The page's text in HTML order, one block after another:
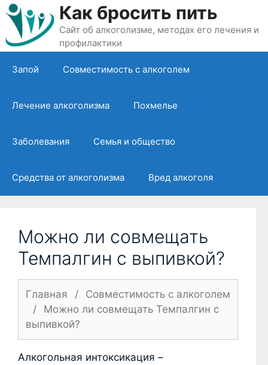
Перейти
содержимому
Как бросить пить
Сайт об алкоголизме, методах его лечения и
профилактики
Запой Совместимость с алкоголем
Лечение алкоголизма Похмелье
Заболевания Семья и общество
Средства от алкоголизма Вред алкоголя
Можно ли совмещать
Темпалгин с выпивкой?
Главная /
Совместимость с алкоголем
/
Можно ли совмещать Темпалгин с
выпивкой?
Алкогольная интоксикация –